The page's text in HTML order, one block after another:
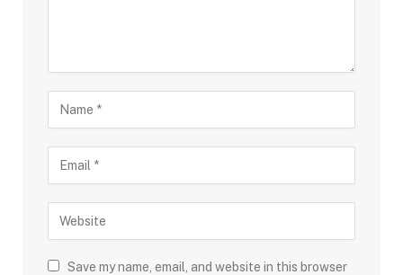
Save my name, email, and website in this browser